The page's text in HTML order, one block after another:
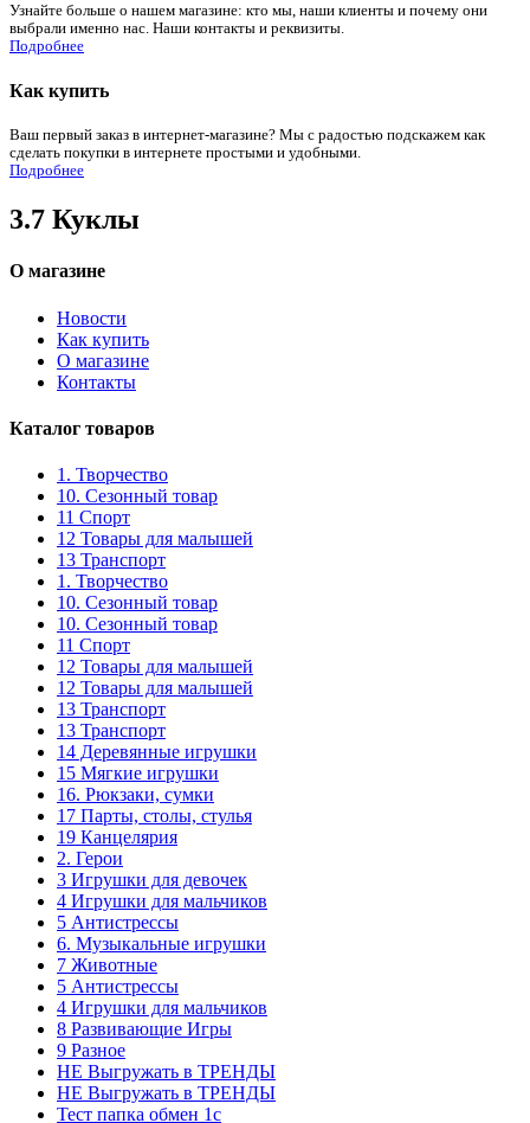
Узнайте больше о нашем магазине: кто мы, наши клиенты и почему они
выбрали именно нас. Наши контакты и реквизиты.
Подробнее
Как купить
Ваш первый заказ в интернет-магазине? Мы с радостью подскажем как
сделать покупки в интернете простыми и удобными.
Подробнее
3.7 Куклы
О магазине
Новости
Как купить
О магазине
Контакты
Каталог товаров
1. Творчество
10. Сезонный товар
11 Спорт
12 Товары для малышей
13 Транспорт
1. Творчество
10. Сезонный товар
10. Сезонный товар
11 Спорт
12 Товары для малышей
12 Товары для малышей
13 Транспорт
13 Транспорт
14 Деревянные игрушки
15 Мягкие игрушки
16. Рюкзаки, сумки
17 Парты, столы, стулья
19 Канцелярия
2. Герои
3 Игрушки для девочек
4 Игрушки для мальчиков
5 Антистрессы
6. Музыкальные игрушки
7 Животные
5 Антистрессы
4 Игрушки для мальчиков
8 Развивающие Игры
9 Разное
НЕ Выгружать в ТРЕНДЫ
НЕ Выгружать в ТРЕНДЫ
Тест папка обмен 1с